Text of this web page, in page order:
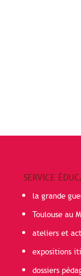
SERVICE
la grande
Toulouse au
ateliers et
expositions
dossiers